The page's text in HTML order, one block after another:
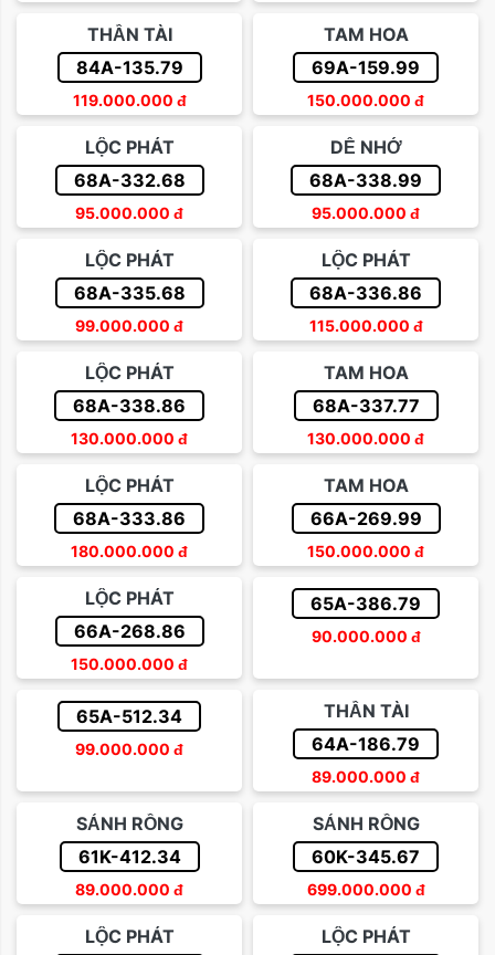
THẦN TÀI
84A-135.79
119.000.000 đ
TAM HOA
69A-159.99
150.000.000 đ
LỘC PHÁT
68A-332.68
95.000.000 đ
DỄ NHỚ
68A-338.99
95.000.000 đ
LỘC PHÁT
68A-335.68
99.000.000 đ
LỘC PHÁT
68A-336.86
115.000.000 đ
LỘC PHÁT
68A-338.86
130.000.000 đ
TAM HOA
68A-337.77
130.000.000 đ
LỘC PHÁT
68A-333.86
180.000.000 đ
TAM HOA
66A-269.99
150.000.000 đ
LỘC PHÁT
66A-268.86
150.000.000 đ
65A-386.79
90.000.000 đ
65A-512.34
99.000.000 đ
THẦN TÀI
64A-186.79
89.000.000 đ
SẢNH RỒNG
61K-412.34
89.000.000 đ
SẢNH RỒNG
60K-345.67
699.000.000 đ
LỘC PHÁT
LỘC PHÁT